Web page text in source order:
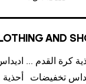
AND
أحذية كرة القدم للرجال
تخفيضات